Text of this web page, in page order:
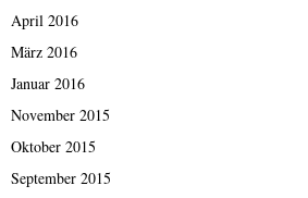
April 2016
März 2016
Januar 2016
November 2015
Oktober 2015
September 2015